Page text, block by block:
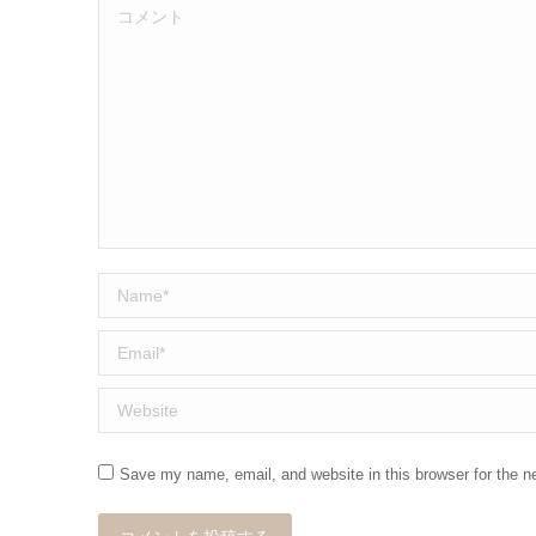
コメント
Name *
Email *
Website
Save my name, email, and website in this browser for the